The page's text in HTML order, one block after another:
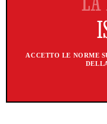
ACCETTO LE NORME